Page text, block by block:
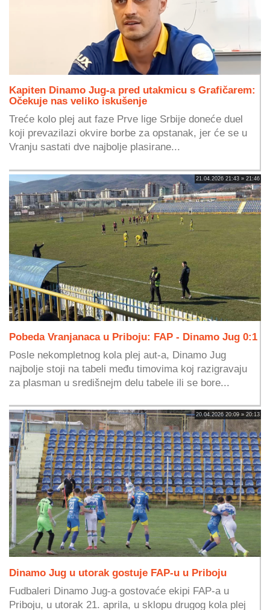
Kapiten Dinamo Jug-a pred utakmicu s Grafičarem:
Očekuje nas veliko iskušenje
Treće kolo plej aut faze Prve lige Srbije doneće duel
koji prevazilazi okvire borbe za opstanak, jer će se u
Vranju sastati dve najbolje plasirane...
21.04.2026 21:43 » 21:46
Pobeda Vranjanaca u Priboju: FAP - Dinamo Jug 0:1
Posle nekompletnog kola plej aut-a, Dinamo Jug
najbolje stoji na tabeli među timovima koj razigravaju
za plasman u središnejm delu tabele ili se bore...
20.04.2026 20:09 » 20:13
Dinamo Jug u utorak gostuje FAP-u u Priboju
Fudbaleri Dinamo Jug-a gostovaće ekipi FAP-a u
Priboju, u utorak 21. aprila, u sklopu drugog kola plej